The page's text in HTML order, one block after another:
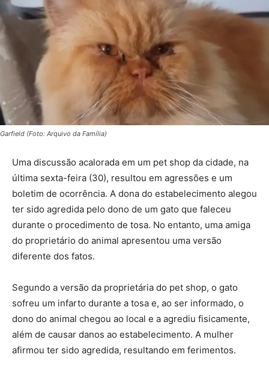
Garfield (Foto: Arquivo da Família)
Uma discussão acalorada em um pet shop da cidade, na
última sexta-feira (30), resultou em agressões e um
boletim de ocorrência. A dona do estabelecimento alegou
ter sido agredida pelo dono de um gato que faleceu
durante o procedimento de tosa. No entanto, uma amiga
do proprietário do animal apresentou uma versão
diferente dos fatos.
Segundo a versão da proprietária do pet shop, o gato
sofreu um infarto durante a tosa e, ao ser informado, o
dono do animal chegou ao local e a agrediu fisicamente,
além de causar danos ao estabelecimento. A mulher
afirmou ter sido agredida, resultando em ferimentos.